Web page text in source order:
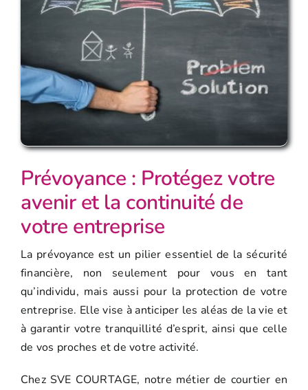
Prévoyance : Protégez votre
avenir et la continuité de
votre entreprise
La prévoyance est un pilier essentiel de la sécurité
financière, non seulement pour vous en tant
qu’individu, mais aussi pour la protection de votre
entreprise. Elle vise à anticiper les aléas de la vie et
à garantir votre tranquillité d’esprit, ainsi que celle
de vos proches et de votre activité.
Chez SVE COURTAGE, notre métier de courtier en